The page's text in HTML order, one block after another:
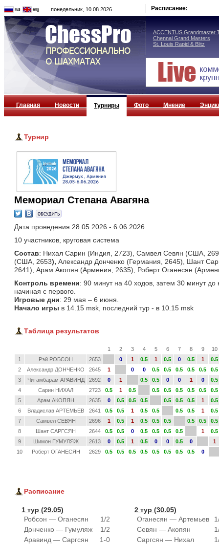
понедельник, 10.08.2026 Расписание:
ACCENTUS Grandmaster
Chennai Grand Masters
St. Louis Rapid & Blitz
Главная Новости Турниры Фото Мнение
Турнир
Мемориал Степана Авагяна
Дата проведения 28.05.2026 - 6.06.2026
10 участников, круговая система
Состав: Нихал Сарин (Индия, 2723), Самвел Севян (США,
(США, 2653), Александр Донченко (Германия, 2645), Шант
2641), Арам Акопян (Армения, 2635), Роберт Оганесян
Контроль времени: 90 минут на 40 ходов, затем 30 минут
начиная с первого.
Игровые дни: 29 мая – 6 июня.
Начало игры в 14.15 msk, последний тур - в 10.15 msk
Таблица результатов
1 2 3 4 5 6 7 8 9
10
1
Рэй РОБСОН 2653 0 1 0.5 1 0.5 0 0.5 1
0.5
2
Александр ДОНЧЕНКО 2645 1 0 0 0.5 0.5 0.5 0.5 0.5
0.5
3
Читамбарам АРАВИНД 2692 0 1 0.5 0.5 0 0 1 0
0.5
4
Сарин НИХАЛ 2723 0.5 1 0.5 0.5 0.5 0.5 0.5 0.5
0.5
5
Арам АКОПЯН 2635 0 0.5 0.5 0.5 0.5 0.5 0.5 1
0.5
6
Владислав АРТЕМЬЕВ 2641 0.5 0.5 1 0.5 0.5 0.5 0.5 1
0.5
7
Самвел СЕВЯН 2696 1 0.5 1 0.5 0.5 0.5 0.5 0.5
0.5
8
Шант САРГСЯН 2644 0.5 0.5 0 0.5 0.5 0.5 0.5 1
0.5
9
Шимон ГУМУЛЯЖ 2613 0 0.5 1 0.5 0 0 0.5 0
1
10
Роберт ОГАНЕСЯН 2629 0.5 0.5 0.5 0.5 0.5 0.5 0.5 0.5 0
Расписание
1 тур (29.05)
Робсон — Оганесян
1/2
Донченко — Гумуляж
1/2
Аравинд — Саргсян
1-0
2 тур (30.05)
Оганесян — Артемьев
Севян — Акопян
Саргсян — Нихал